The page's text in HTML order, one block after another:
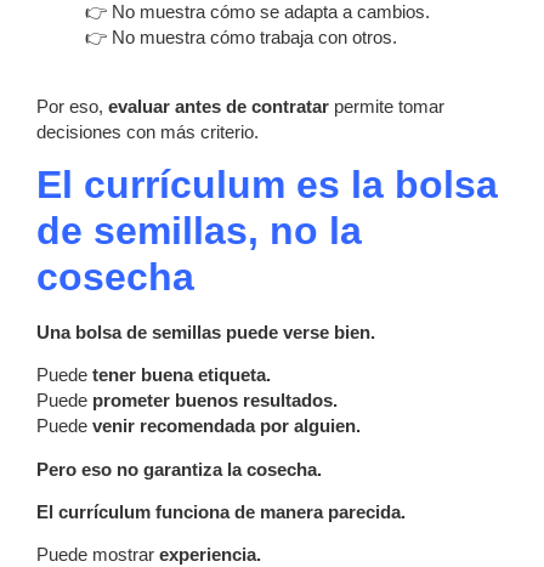
👉 No muestra cómo se adapta a cambios.
👉 No muestra cómo trabaja con otros.
Por eso, evaluar antes de contratar permite tomar
decisiones con más criterio.
El currículum es la bolsa
de semillas, no la
cosecha
Una bolsa de semillas puede verse bien.
Puede tener buena etiqueta.
Puede prometer buenos resultados.
Puede venir recomendada por alguien.
Pero eso no garantiza la cosecha.
El currículum funciona de manera parecida.
Puede mostrar experiencia.